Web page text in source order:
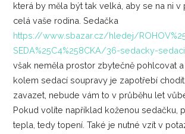
která by měla být tak velká, aby se na ni v
celá vaše rodina. Sedačka
https://www.sbazar.cz/hledej/
SEDA%25C4%258CKA/36-sedacky-
však neměla prostor zbytečně pohlcovat a
kolem sedací soupravy je zapotřebí
zavazet, nebude vám to v průběhu let
Pokud volíte například koženou sedačku,
tepla, tedy topení. Také je nutné vzít v